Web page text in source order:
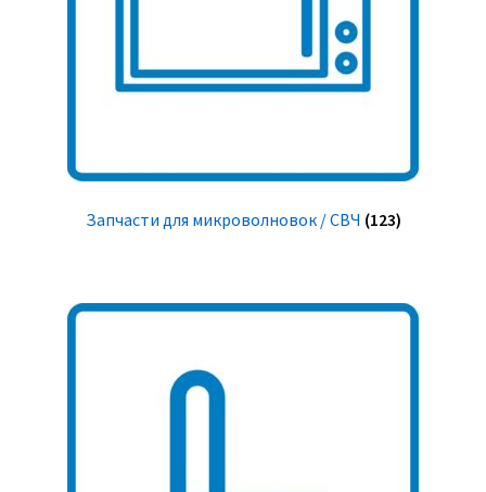
Запчасти для микроволновок / СВЧ (123)